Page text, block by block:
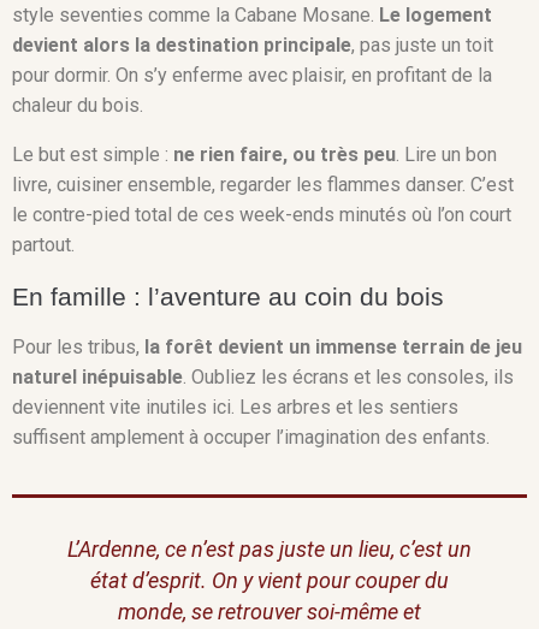
style seventies comme la Cabane Mosane. Le logement
devient alors la destination principale, pas juste un toit
pour dormir. On s’y enferme avec plaisir, en profitant de la
chaleur du bois.
Le but est simple : ne rien faire, ou très peu. Lire un bon
livre, cuisiner ensemble, regarder les flammes danser. C’est
le contre-pied total de ces week-ends minutés où l’on court
partout.
En famille : l’aventure au coin du bois
Pour les tribus, la forêt devient un immense terrain de jeu
naturel inépuisable. Oubliez les écrans et les consoles, ils
deviennent vite inutiles ici. Les arbres et les sentiers
suffisent amplement à occuper l’imagination des enfants.
L’Ardenne, ce n’est pas juste un lieu, c’est un
état d’esprit. On y vient pour couper du
monde, se retrouver soi-même et